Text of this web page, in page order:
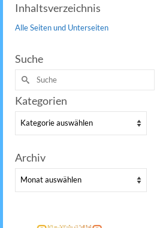
Inhaltsverzeichnis
Alle Seiten und Unterseiten
Suche
Suche
nach:
Kategorien
Kategorien
Archiv
Archiv